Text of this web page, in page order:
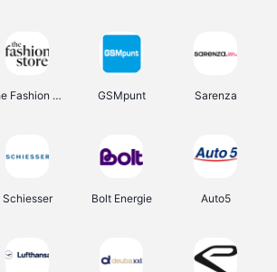
The Fashion Store GSMpunt Sarenza
Schiesser Bolt Energie Auto5